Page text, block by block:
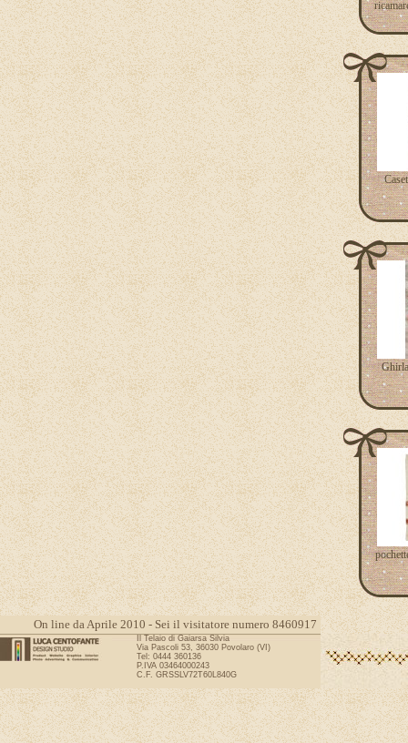
On line da Aprile 2010 - Sei il visitatore numero 8460917
Il Telaio di Gaiarsa Silvia
Via Pascoli 53, 36030 Povolaro (VI)
Tel: 0444 360136
P.IVA 03464000243
C.F. GRSSLV72T60L840G